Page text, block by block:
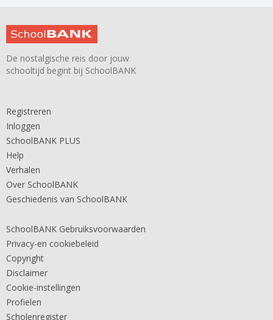
De nostalgische reis door jouw
schooltijd begint bij SchoolBANK
Registreren
Inloggen
SchoolBANK PLUS
Help
Verhalen
Over SchoolBANK
Geschiedenis van SchoolBANK
SchoolBANK Gebruiksvoorwaarden
Privacy-en cookiebeleid
Copyright
Disclaimer
Cookie-instellingen
Profielen
Scholenregister